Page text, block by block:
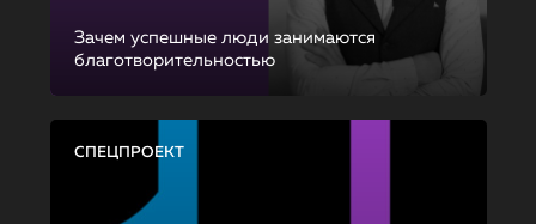
Зачем успешные люди занимаются
благотворительностью
СПЕЦПРОЕКТ